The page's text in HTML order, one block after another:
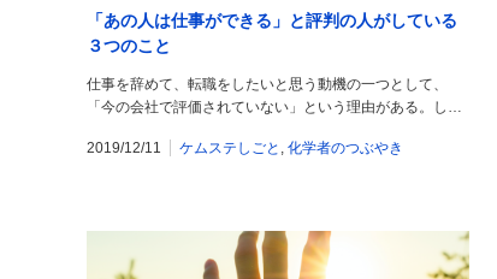
「あの人は仕事ができる」と評判の人がしている
３つのこと
仕事を辞めて、転職をしたいと思う動機の一つとして、
「今の会社で評価されていない」という理由がある。し…
2019/12/11 ケムステしごと , 化学者のつぶやき